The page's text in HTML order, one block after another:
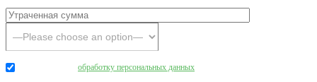
обработку персональных данных